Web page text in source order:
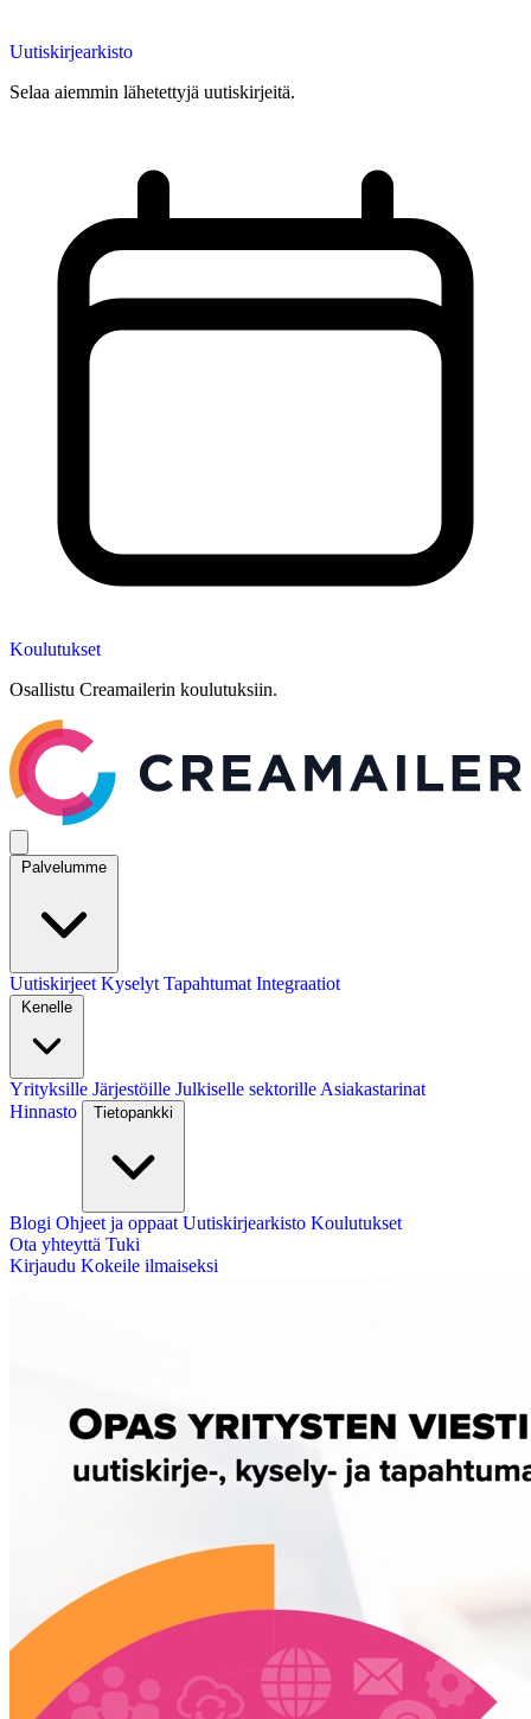
Uutiskirjearkisto
Selaa aiemmin lähetettyjä uutiskirjeitä.
Koulutukset
Osallistu Creamailerin koulutuksiin.
Palvelumme
Uutiskirjeet Kyselyt Tapahtumat Integraatiot
Kenelle
Yrityksille Järjestöille Julkiselle sektorille Asiakastarinat
Hinnasto
Tietopankki
Blogi Ohjeet ja oppaat Uutiskirjearkisto Koulutukset
Ota yhteyttä Tuki
Kirjaudu Kokeile ilmaiseksi